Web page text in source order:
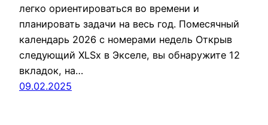
легко ориентироваться во времени и
планировать задачи на весь год. Помесячный
календарь 2026 с номерами недель Открыв
следующий XLSx в Экселе, вы обнаружите 12
вкладок, на…
09.02.2025